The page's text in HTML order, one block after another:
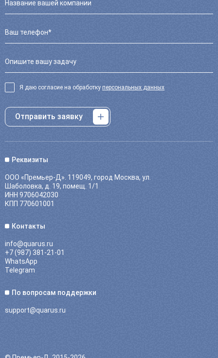
Я даю согласие на обработку персональных данных
Отправить заявку
Реквизиты
ООО «Премьер-Д». 119049, город Москва, ул.
Шаболовка, д. 19, помещ. 1/1
ИНН 9706042030
КПП 770601001
Контакты
info@quarus.ru
+7 (987) 381-21-01
WhatsApp
Telegram
По вопросам поддержки
support@quarus.ru